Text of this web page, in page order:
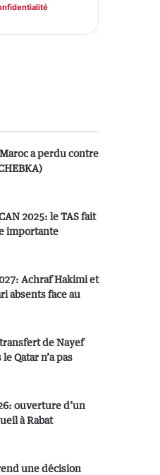
a perdu contre
2025: le TAS fait
importante
Achraf Hakimi et
absents face au
de Nayef
Qatar n’a pas
ouverture d’un
à Rabat
une décision